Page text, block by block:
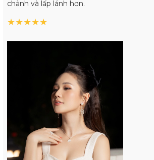
chảnh và lấp lánh hơn.
★★★★★